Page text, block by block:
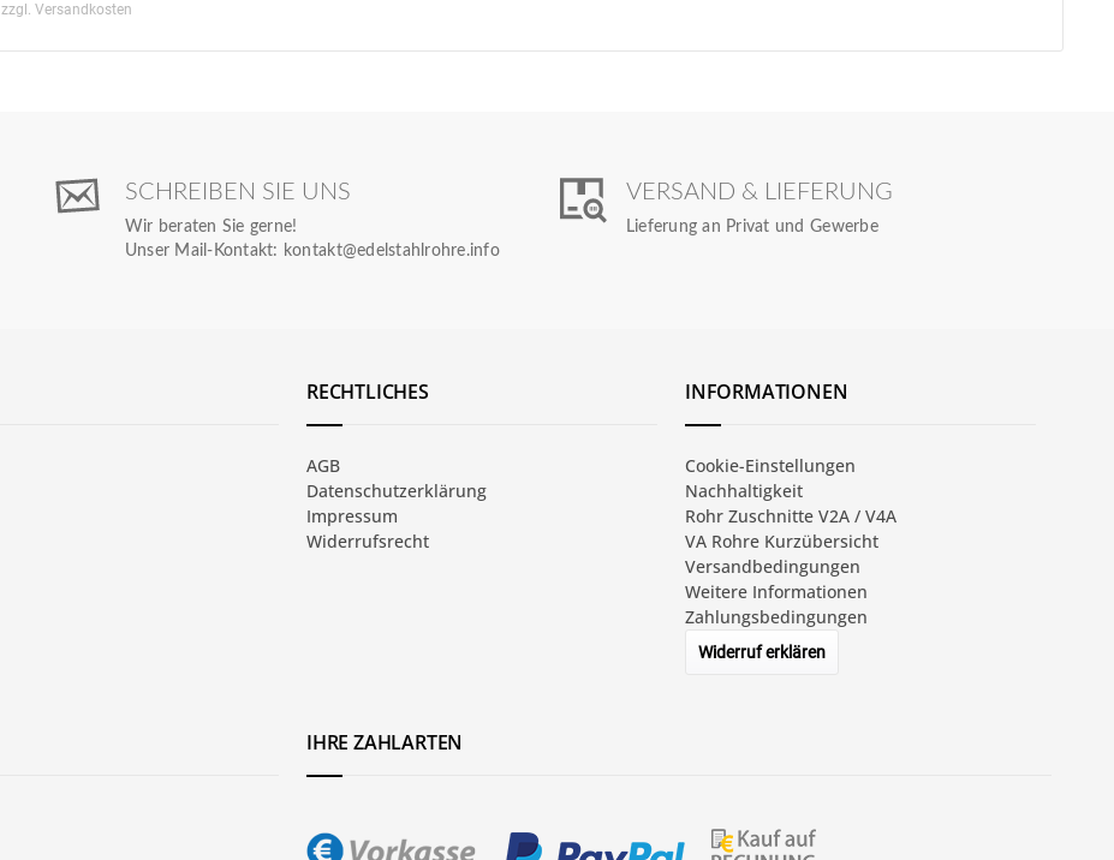
zzgl. Versandkosten
SCHREIBEN SIE UNS
Wir beraten Sie gerne!
Unser Mail-Kontakt: kontakt@edelstahlrohre.info
VERSAND & LIEFERUNG
Lieferung an Privat und Gewerbe
RECHTLICHES
AGB
Datenschutzerklärung
Impressum
Widerrufsrecht
INFORMATIONEN
Cookie-Einstellungen
Nachhaltigkeit
Rohr Zuschnitte V2A / V4A
VA Rohre Kurzübersicht
Versandbedingungen
Weitere Informationen
Zahlungsbedingungen
Widerruf erklären
IHRE ZAHLARTEN